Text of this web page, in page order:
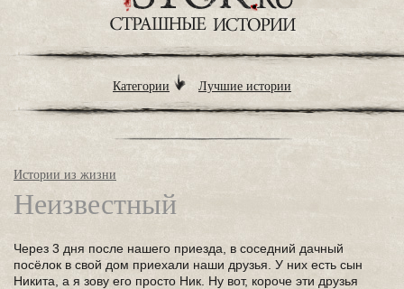
Категории Лучшие истории
Истории из жизни
Неизвестный
Через 3 дня после нашего приезда, в соседний дачный
посёлок в свой дом приехали наши друзья. У них есть сын
Никита, а я зову его просто Ник. Ну вот, короче эти друзья